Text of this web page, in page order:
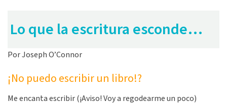
Lo que la escritura esconde…
Por Joseph O’Connor
¡No puedo escribir un libro!?
Me encanta escribir (¡Aviso! Voy a regodearme un poco)